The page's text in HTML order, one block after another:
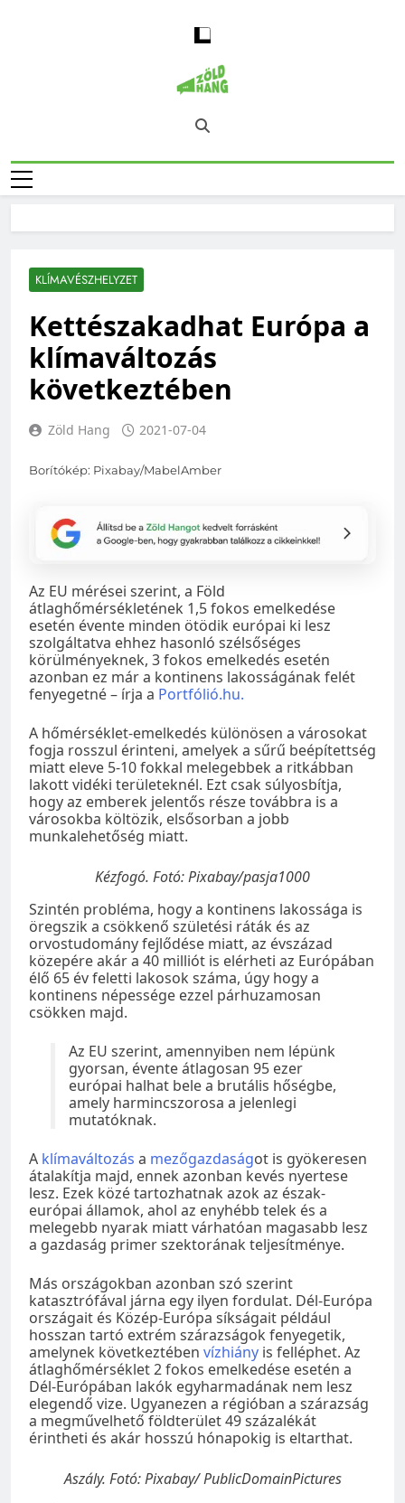
Magyarország
Zöld Hangja
Zöld Hang – Természet, Klímaváltozás,
Fenntarthatóság, Jövő
KLÍMAVÉSZHELYZET
Kettészakadhat Európa a
klímaváltozás
következtében
Zöld Hang 2021-07-04
Borítókép: Pixabay/MabelAmber
Az EU mérései szerint, a Föld
átlaghőmérsékletének 1,5 fokos emelkedése
esetén évente minden ötödik európai ki lesz
szolgáltatva ehhez hasonló szélsőséges
körülményeknek, 3 fokos emelkedés esetén
azonban ez már a kontinens lakosságának felét
fenyegetné – írja a Portfólió.hu.
A hőmérséklet-emelkedés különösen a városokat
fogja rosszul érinteni, amelyek a sűrű beépítettség
miatt eleve 5-10 fokkal melegebbek a ritkábban
lakott vidéki területeknél. Ezt csak súlyosbítja,
hogy az emberek jelentős része továbbra is a
városokba költözik, elsősorban a jobb
munkalehetőség miatt.
Kézfogó. Fotó: Pixabay/pasja1000
Szintén probléma, hogy a kontinens lakossága is
öregszik a csökkenő születési ráták és az
orvostudomány fejlődése miatt, az évszázad
közepére akár a 40 milliót is elérheti az Európában
élő 65 év feletti lakosok száma, úgy hogy a
kontinens népessége ezzel párhuzamosan
csökken majd.
Az EU szerint, amennyiben nem lépünk
gyorsan, évente átlagosan 95 ezer
európai halhat bele a brutális hőségbe,
amely harmincszorosa a jelenlegi
mutatóknak.
A klímaváltozás a mezőgazdaságot is gyökeresen
átalakítja majd, ennek azonban kevés nyertese
lesz. Ezek közé tartozhatnak azok az észak-
európai államok, ahol az enyhébb telek és a
melegebb nyarak miatt várhatóan magasabb lesz
a gazdaság primer szektorának teljesítménye.
Más országokban azonban szó szerint
katasztrófával járna egy ilyen fordulat. Dél-Európa
országait és Közép-Európa síkságait például
hosszan tartó extrém szárazságok fenyegetik,
amelynek következtében vízhiány is felléphet. Az
átlaghőmérséklet 2 fokos emelkedése esetén a
Dél-Európában lakók egyharmadának nem lesz
elegendő vize. Ugyanezen a régióban a szárazság
a megművelhető földterület 49 százalékát
érintheti és akár hosszú hónapokig is eltarthat.
Aszály. Fotó: Pixabay/ PublicDomainPictures